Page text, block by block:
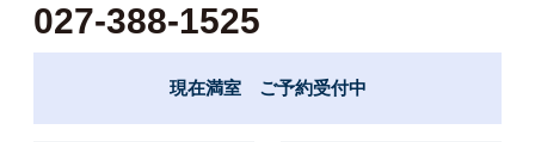
027-388-1525
現在満室 ご予約受付中